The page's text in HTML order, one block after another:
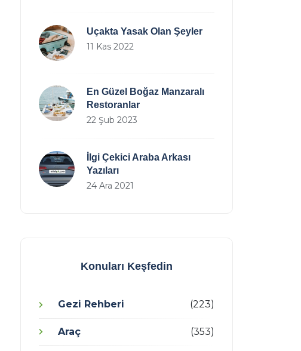
Uçakta Yasak Olan Şeyler
11 Kas 2022
En Güzel Boğaz Manzaralı
Restoranlar
22 Şub 2023
İlgi Çekici Araba Arkası
Yazıları
24 Ara 2021
Konuları Keşfedin
Gezi Rehberi (223)
Araç (353)